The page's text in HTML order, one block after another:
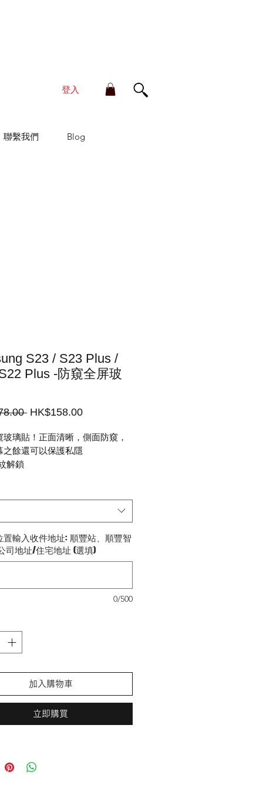
登入
聯繫我們 Blog
S23 / S23 Plus /
Plus -防窺全屏玻
一
價
格
HK$158.00促
價
玻璃貼！正面清晰，側面防窺，
之餘還可以保護私隱
解鎖
上的劣品亮度不足困擾
面防窺工藝 , 最合適的角度，防
好之外，亦不會降低透光度
玻璃
白邊，完美手感
置輸入收件地址: 順豐站、順豐智
司地址/住宅地址 (選填)
0/500
加入購物車
立即購買